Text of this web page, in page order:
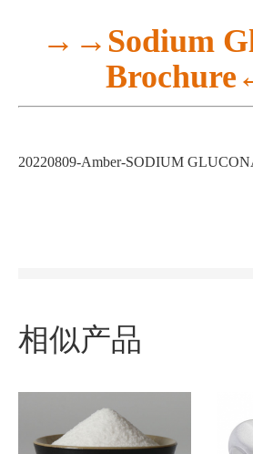
→→Sodium
Brochure
20220809-Amber-SODIUM
相似产品